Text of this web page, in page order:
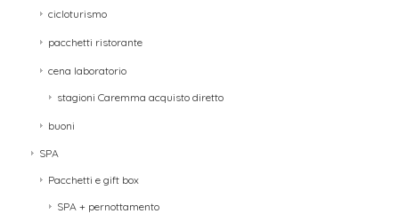
cicloturismo
pacchetti ristorante
cena laboratorio
stagioni Caremma acquisto diretto
buoni
SPA
Pacchetti e gift box
SPA + pernottamento